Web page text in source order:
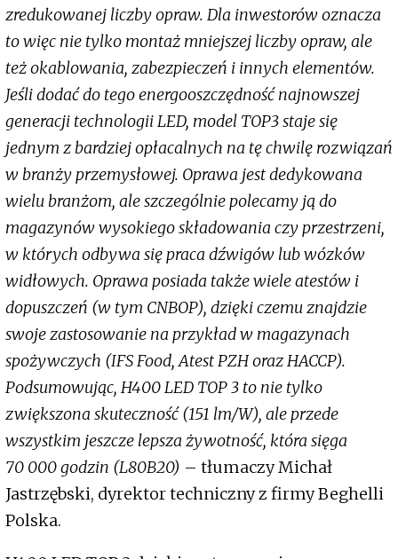
zredukowanej liczby opraw. Dla inwestorów oznacza
to więc nie tylko montaż mniejszej liczby opraw, ale
też okablowania, zabezpieczeń i innych elementów.
Jeśli dodać do tego energooszczędność najnowszej
generacji technologii LED, model TOP3 staje się
jednym z bardziej opłacalnych na tę chwilę rozwiązań
w branży przemysłowej. Oprawa jest dedykowana
wielu branżom, ale szczególnie polecamy ją do
magazynów wysokiego składowania czy przestrzeni,
w których odbywa się praca dźwigów lub wózków
widłowych. Oprawa posiada także wiele atestów i
dopuszczeń (w tym CNBOP), dzięki czemu znajdzie
swoje zastosowanie na przykład w magazynach
spożywczych (IFS Food, Atest PZH oraz HACCP).
Podsumowując, H400 LED TOP 3 to nie tylko
zwiększona skuteczność (151 lm/W), ale przede
wszystkim jeszcze lepsza żywotność, która sięga
70 000 godzin (L80B20) – tłumaczy Michał
Jastrzębski, dyrektor techniczny z firmy Beghelli
Polska.